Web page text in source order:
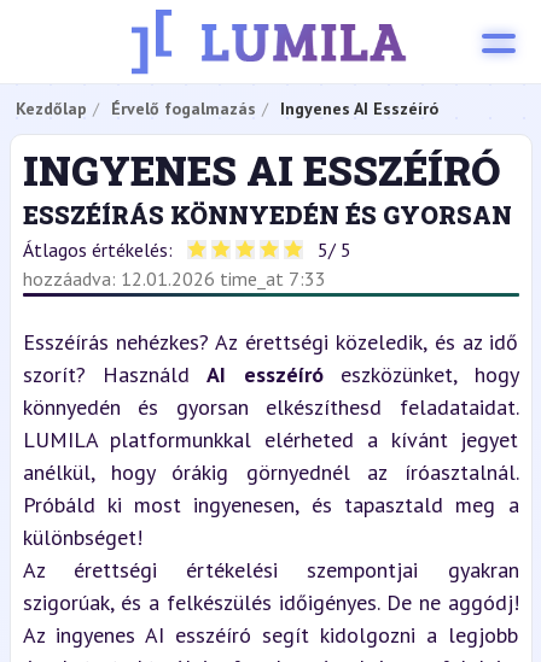
Kezdőlap Érvelő fogalmazás Ingyenes AI Esszéíró
INGYENES AI ESSZÉÍRÓ
ESSZÉÍRÁS KÖNNYEDÉN ÉS GYORSAN
Átlagos értékelés: 5/ 5
hozzáadva: 12.01.2026 time_at 7:33
Esszéírás nehézkes? Az érettségi közeledik, és az idő
szorít? Használd AI esszéíró eszközünket, hogy
könnyedén és gyorsan elkészíthesd feladataidat.
LUMILA platformunkkal elérheted a kívánt jegyet
anélkül, hogy órákig görnyednél az íróasztalnál.
Próbáld ki most ingyenesen, és tapasztald meg a
különbséget!
Az érettségi értékelési szempontjai gyakran
szigorúak, és a felkészülés időigényes. De ne aggódj!
Az ingyenes AI esszéíró segít kidolgozni a legjobb